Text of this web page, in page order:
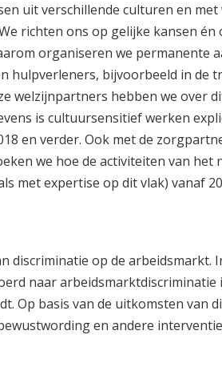
uit verschillende culturen en met
richten ons op gelijke kansen én
organiseren we permanente
hulpverleners, bijvoorbeeld in de
welzijnpartners hebben we over
is cultuursensitief werken
en verder. Ook met de
we hoe de activiteiten van het
met expertise op dit vlak) vanaf
discriminatie op de arbeidsmarkt.
naar arbeidsmarktdiscriminatie
Op basis van de uitkomsten van
en andere